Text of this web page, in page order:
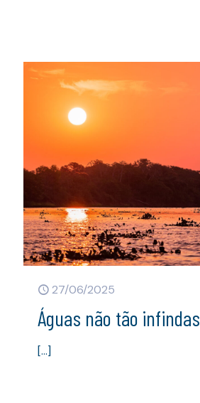
27/06/2025
Águas não tão infindas
[…]